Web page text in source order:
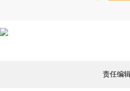
责任编